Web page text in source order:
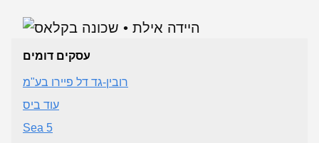
עסקים דומים
רובין-גד דל פיירו בע"מ
עוד ביס
Sea 5